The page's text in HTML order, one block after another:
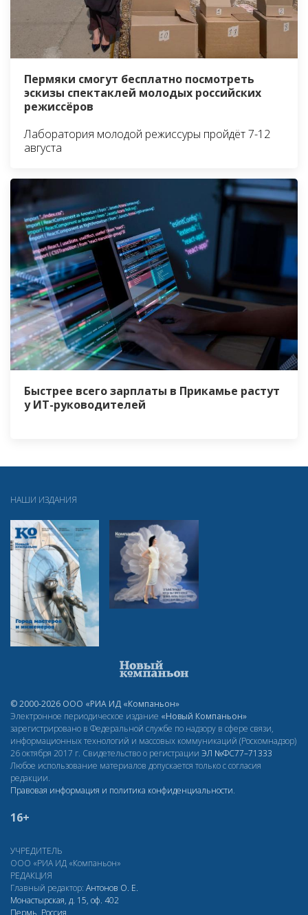
Пермяки смогут бесплатно посмотреть
эскизы спектаклей молодых российских
режиссёров
Лаборатория молодой режиссуры пройдёт 7-12
августа
Быстрее всего зарплаты в Прикамье растут
у ИТ-руководителей
НАШИ ИЗДАНИЯ
© 2000-2026 ООО «РИА ИД «Компаньон»
Электронное периодическое издание «Новый Компаньон»
зарегистрировано в Федеральной службе по надзору в сфере связи,
информационных технологий и массовых коммуникаций (Роскомнадзор)
26 октября 2017 г. Свидетельство о регистрации ЭЛ №ФС77–71333
Любое использование материалов допускается только с согласия
редакции.
Правовая информация и политика конфиденциальности.
16+
УЧРЕДИТЕЛЬ
ООО «РИА ИД «Компаньон»
РЕДАКЦИЯ
Главный редактор: Антонов О. Е.
Монастырская, д. 15, оф. 402
Пермь, Россия